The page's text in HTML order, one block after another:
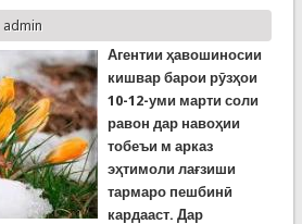
admin
Агентии ҳавошиносии
кишвар барои рӯзҳои
10-12-уми марти соли
равон дар навоҳии
тобеъи м арказ
эҳтимоли лағзиши
тармаро пешбинӣ
кардааст. Дар